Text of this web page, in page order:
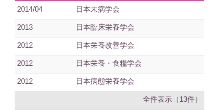
2014/04
日本未病学会
2013 日本臨床栄養学会
2012 日本栄養改善学会
2012 日本栄養・食糧学会
2012 日本病態栄養学会
全件表示（13件）